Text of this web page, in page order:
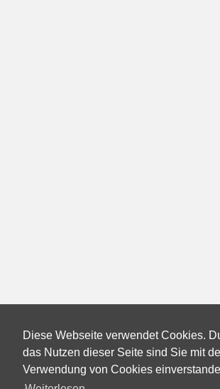
Diese Webseite verwendet Cookies.
das Nutzen dieser Seite sind Sie mit
Verwendung von Cookies